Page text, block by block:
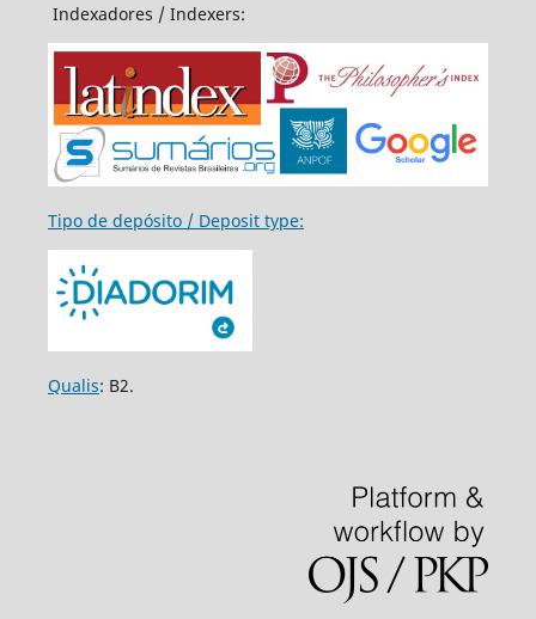
Indexadores / Indexers:
Tipo de depósito / Deposit type:
Qualis: B2.